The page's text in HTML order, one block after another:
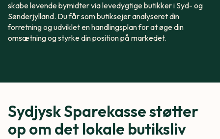
skabe levende bymidter via levedygtige butikker i Syd- og
Sønderjylland. Du får som butiksejer analyseret din
forretning og udviklet en handlingsplan for at øge din
omsætning og styrke din position på markedet.
Sydjysk Sparekasse støtter
op om det lokale butiksliv